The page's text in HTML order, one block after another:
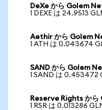
DeXe から Golem
1 DEXE は 24.9513
Aethir から Golem
1 ATH は 0.043674
SAND から Golem
1 SAND は 0.453472
Reserve Rights か
1 RSR は 0.013286